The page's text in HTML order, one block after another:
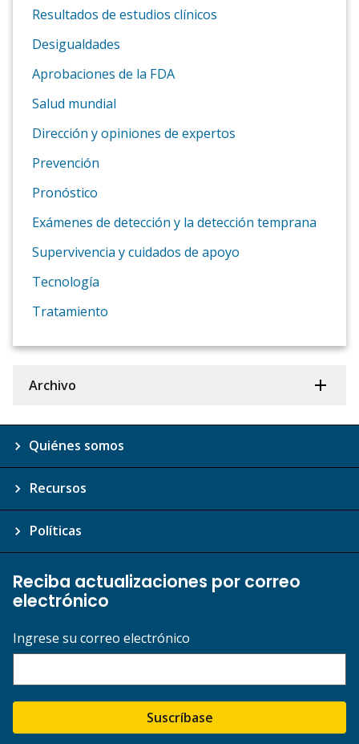
Resultados de estudios clínicos
Desigualdades
Aprobaciones de la FDA
Salud mundial
Dirección y opiniones de expertos
Prevención
Pronóstico
Exámenes de detección y la detección temprana
Supervivencia y cuidados de apoyo
Tecnología
Tratamiento
Archivo
Quiénes somos
Recursos
Políticas
Reciba actualizaciones por correo
electrónico
Ingrese su correo electrónico
Suscríbase